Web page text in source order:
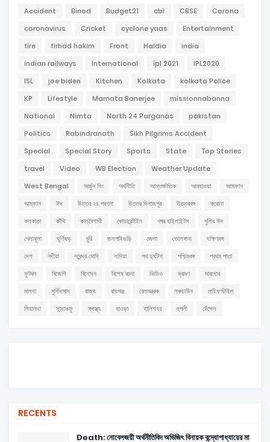
Accident Binod Budget21 cbi CBSE
Corona
coronavirus
Cricket cyclone yaas
Entertainment
fire
firhad hakim Front Haldia
india
indian railways
International ipl 2021
IPL2020
ISL
joe biden Kitchen Kolkata
kolkata Police
KP
Lifestyle Mamata Banerjee
missionnabanna
National
Nimta North 24 Parganas
pakistan
Politics
Rabindranath
Sikh Pilgrims Accident
Special
Special Story Sports State
Top Stories
travel
Video WB Election
Weather Update
West Bengal
অর্জুন সিং অর্থনীতি আন্তর্জাতিক আবহাওয়া
আমফান
আম্ফান
ঈদ উত্তর ২৪ পরগনা উত্তর দিনাজপুর উত্তরবঙ্গ
করোনা
কলকাতা
কাঁথি কালবৈশাখী কোয়ারেন্টাইন খবর হাইলাইটস
খুশির ঈদ
খেলাধুলা
ঘূর্ণিঝড় চুরি জলপাইগুড়ি জেলা তেলেঙ্গানা
দক্ষিণবঙ্গ
দেশ
নদীয়া নরেন্দ্র মোদি নাদিয়া পথ দুর্ঘটনা পশ্চিমবঙ্গ
প্রথম পাতা
ফুটবল
বিজেপি বিনোদন বিশেষ রচনা ভিডিও ভ্রমণ
মারধোর
মালদা
মুর্শিদাবাদ রাজ্য রায়গঞ্জ রেলমন্ত্রক লকডাউন
লাইফস্টাইল
শিয়ালদা
সান্দাকফু স্বাস্থ্য হাওড়া হালিশহর হুগলী হেঁশেল
RECENTS
Death: নোবেলজয়ী অর্থনীতিবিদ অভিজিৎ বিনায়ক বন্দ্যোপাধ্যায়ের মা